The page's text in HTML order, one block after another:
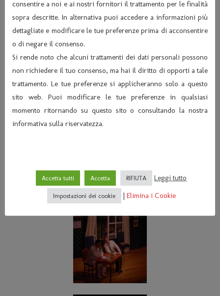
consentire a noi e ai nostri fornitori il trattamento per le finalità
sopra descritte. In alternativa puoi accedere a informazioni più
dettagliate e modificare le tue preferenze prima di acconsentire
o di negare il consenso.
Si rende noto che alcuni trattamenti dei dati personali possono
non richiedere il tuo consenso, ma hai il diritto di opporti a tale
trattamento. Le tue preferenze si applicheranno solo a questo
sito web. Puoi modificare le tue preferenze in qualsiasi
momento ritornando su questo sito o consultando la nostra
informativa sulla riservatezza.
Accetta tutti Accetta RIFIUTA Leggi tutto
Impostazioni dei cookie | Elimina i Cookie